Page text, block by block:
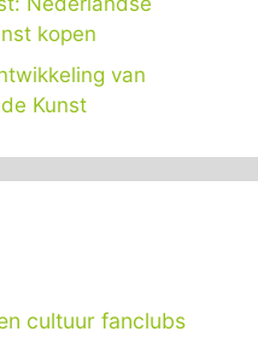
kopen
van
Kunst
cultuur fanclubs